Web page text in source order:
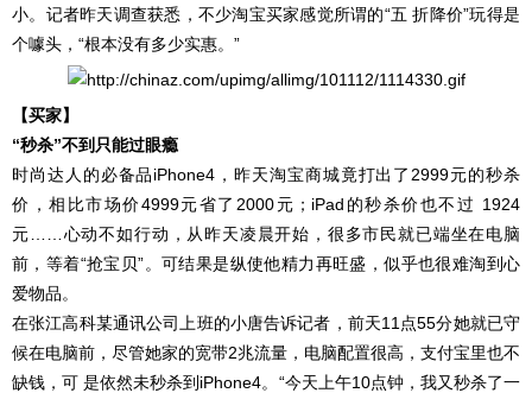
小。记者昨天调查获悉，不少淘宝买家感觉所谓的“五 折降价”玩得是
个噱头，“根本没有多少实惠。”
【买家】
“秒杀”不到只能过眼瘾
时尚达人的必备品iPhone4，昨天淘宝商城竟打出了2999元的秒杀
价，相比市场价4999元省了2000元；iPad的秒杀价也不过 1924
元……心动不如行动，从昨天凌晨开始，很多市民就已端坐在电脑
前，等着“抢宝贝”。可结果是纵使他精力再旺盛，似乎也很难淘到心
爱物品。
在张江高科某通讯公司上班的小唐告诉记者，前天11点55分她就已守
候在电脑前，尽管她家的宽带2兆流量，电脑配置很高，支付宝里也不
缺钱，可 是依然未秒杀到iPhone4。“今天上午10点钟，我又秒杀了一